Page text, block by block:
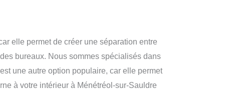
elle permet de créer une séparation entre
bureaux. Nous sommes spécialisés dans
une autre option populaire, car elle permet
à votre intérieur à Ménétréol-sur-Sauldre